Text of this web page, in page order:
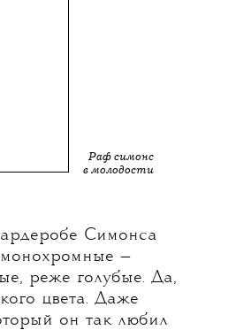
Раф симонс
в молодости
Симонса
—
реже голубые. Да,
цвета. Даже
он так любил